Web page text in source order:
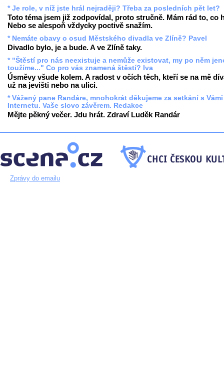
* Je role, v níž jste hrál nejraději? Třeba za posledních pět let?
Toto téma jsem již zodpovídal, proto stručně. Mám rád to, co
Nebo se alespoň vždycky poctivě snažím.
* Nemáte obavy o osud Městského divadla ve Zlíně? Pavel
Divadlo bylo, je a bude. A ve Zlíně taky.
* "Štěstí pro nás neexistuje a nemůže existovat, my po něm
toužíme..." Co pro vás znamená štěstí? Iva
Úsměvy všude kolem. A radost v očích těch, kteří se na mě
už na jevišti nebo na ulici.
* Vážený pane Randáre, mnohokrát děkujeme za setkání s
Internetu. Vaše slovo závěrem. Redakce
Mějte pěkný večer. Jdu hrát. Zdraví Luděk Randár
Zprávy do emailu